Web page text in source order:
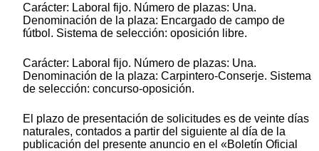
Carácter: Laboral fijo. Número de plazas: Una.
Denominación de la plaza: Encargado de campo de
fútbol. Sistema de selección: oposición libre.
Carácter: Laboral fijo. Número de plazas: Una.
Denominación de la plaza: Carpintero-Conserje. Sistema
de selección: concurso-oposición.
El plazo de presentación de solicitudes es de veinte días
naturales, contados a partir del siguiente al día de la
publicación del presente anuncio en el «Boletín Oficial